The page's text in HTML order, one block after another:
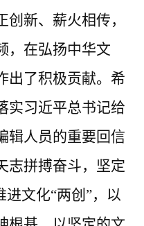
新、薪火相传，
，在弘扬中华文
出了积极贡献。希
实习近平总书记给
辑人员的重要回信
志拼搏奋斗，坚定
进文化“两创”，以